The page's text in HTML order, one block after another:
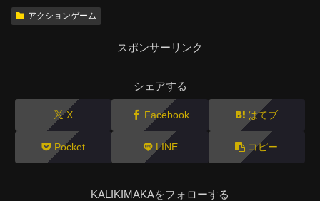
アクションゲーム
スポンサーリンク
シェアする
X Facebook はてブ
Pocket LINE コピー
KALIKIMAKAをフォローする